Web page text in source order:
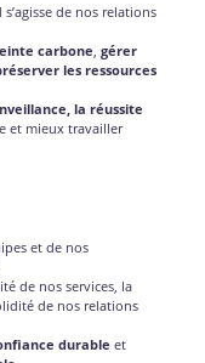
de nos relations
carbone gérer
les ressources
la réussite
et mieux travailler
et de nos
de nos services, la
de nos relations
durable et